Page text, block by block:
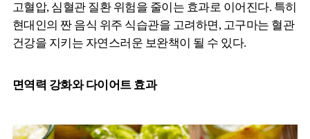
고혈압, 심혈관 질환 위험을 줄이는 효과로 이어진다. 특히
현대인의 짠 음식 위주 식습관을 고려하면, 고구마는 혈관
건강을 지키는 자연스러운 보완책이 될 수 있다.
면역력 강화와 다이어트 효과